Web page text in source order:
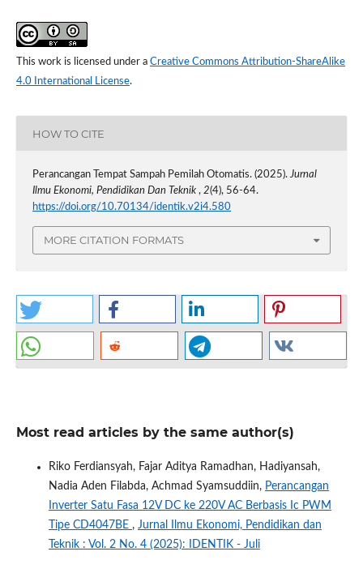
This work is licensed under a Creative Commons Attribution-ShareAlike
4.0 International License.
HOW TO CITE
Perancangan Tempat Sampah Pemilah Otomatis. (2025).Jurnal
Ilmu Ekonomi, Pendidikan Dan Teknik , 2(4), 56-64.
https://doi.org/10.70134/identik.v2i4.580
MORE CITATION FORMATS
Most read articles by the same author(s)
Riko Ferdiansyah, Fajar Aditya Ramadhan, Hadiyansah,
Nadia Aden Filabda, Achmad Syamsuddiin, Perancangan
Inverter Satu Fasa 12V DC ke 220V AC Berbasis Ic PWM
Tipe CD4047BE , Jurnal Ilmu Ekonomi, Pendidikan dan
Teknik : Vol. 2 No. 4 (2025): IDENTIK - Juli